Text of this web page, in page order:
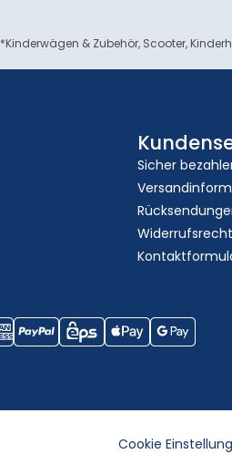
*Kinderwägen & Zubehör, Scooter,
Sicher
Widerrufsrecht
Cookie